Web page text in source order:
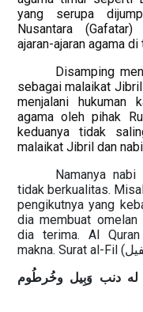
yang serupa
Nusantara
ajaran-ajaran agama
Disamping
sebagai malaikat
menjalani hukuman
agama oleh pihak
keduanya tidak
malaikat Jibril dan
Namanya
tidak berkualitas.
pengikutnya yang
dia membuat
dia terima. Al
makna. Surat al-Fil (
له دنب وَبِيل وخُرطُوم